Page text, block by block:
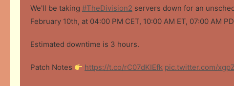
We'll be taking #TheDivision2 servers down for an
February 10th, at 04:00 PM CET, 10:00 AM ET, 07:00 AM
Estimated downtime is 3 hours.
Patch Notes https://t.co/rC07dKIEfk pic.twitter.com/